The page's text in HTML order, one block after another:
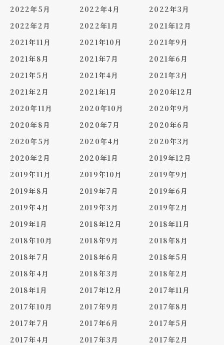
2022年5月 2022年4月
2022年3月
2022年2月
2022年1月
2021年12月
2021年11月
2021年10月
2021年9月
2021年8月
2021年7月
2021年6月
2021年5月
2021年4月
2021年3月
2021年2月
2021年1月
2020年12月
2020年11月
2020年10月
2020年9月
2020年8月
2020年7月
2020年6月
2020年5月
2020年4月
2020年3月
2020年2月
2020年1月
2019年12月
2019年11月
2019年10月
2019年9月
2019年8月
2019年7月
2019年6月
2019年4月
2019年3月
2019年2月
2019年1月
2018年12月
2018年11月
2018年10月
2018年9月
2018年8月
2018年7月
2018年6月
2018年5月
2018年4月
2018年3月
2018年2月
2018年1月
2017年12月
2017年11月
2017年10月
2017年9月
2017年8月
2017年7月
2017年6月
2017年5月
2017年4月
2017年3月
2017年2月